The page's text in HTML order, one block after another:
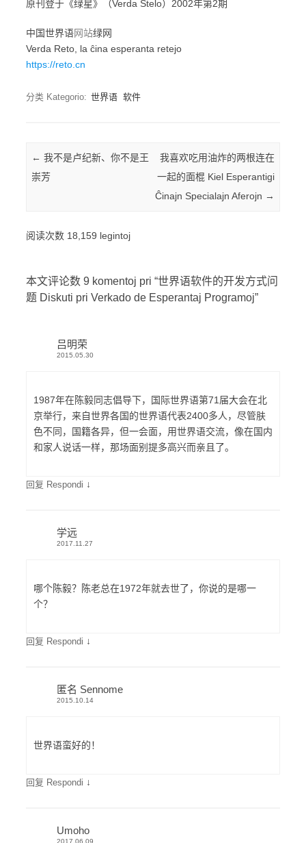
原刊登于《绿星》（Verda Stelo）2002年第2期
中国世界语网站绿网
Verda Reto, la ĉina esperanta retejo
https://reto.cn
分类 Kategorio: 世界语 软件
Post navigation
← 我不是卢纪新、你不是王
崇芳
我喜欢吃用油炸的两根连在
一起的面棍 Kiel Esperantigi
Ĉinajn Specialajn Aferojn →
阅读次数 18,159 legintoj
本文评论数 9 komentoj pri “世界语软件的开发方式问
题 Diskuti pri Verkado de Esperantaj Programoj”
吕明荣
2015.05.30
1987年在陈毅同志倡导下，国际世界语第71届大会在北
京举行，来自世界各国的世界语代表2400多人，尽管肤
色不同，国籍各异，但一会面，用世界语交流，像在国内
和家人说话一样，那场面别提多高兴而亲且了。
回复 Respondi ↓
学远
2017.11.27
哪个陈毅？陈老总在1972年就去世了，你说的是哪一
个？
回复 Respondi ↓
匿名 Sennome
2015.10.14
世界语蛮好的！
回复 Respondi ↓
Umoho
2017.06.09